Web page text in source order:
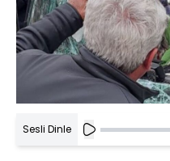
Sesli Dinle